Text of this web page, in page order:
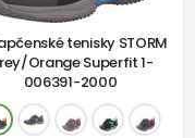
tenisky STORM
Orange Superfit 1-
006391-2000